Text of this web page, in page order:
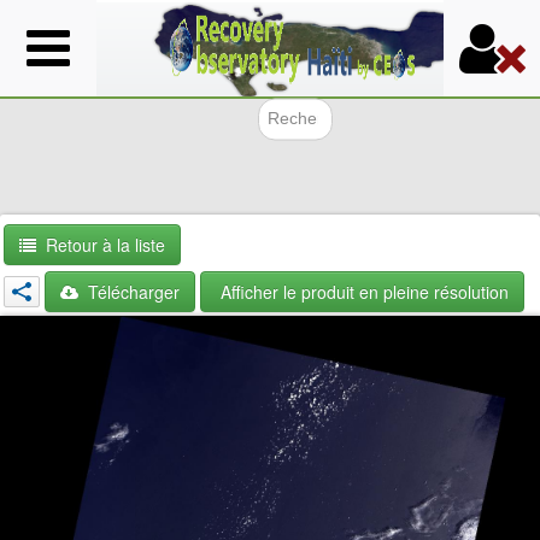
Aller
au
contenu
Retour à la liste
Télécharger
Afficher le produit en pleine résolution